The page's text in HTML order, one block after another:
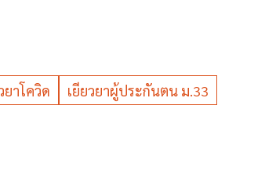
ยาโควิด เยียวยาผู้ประกันตน ม.33